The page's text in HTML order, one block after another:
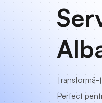
Transformă-
Perfect